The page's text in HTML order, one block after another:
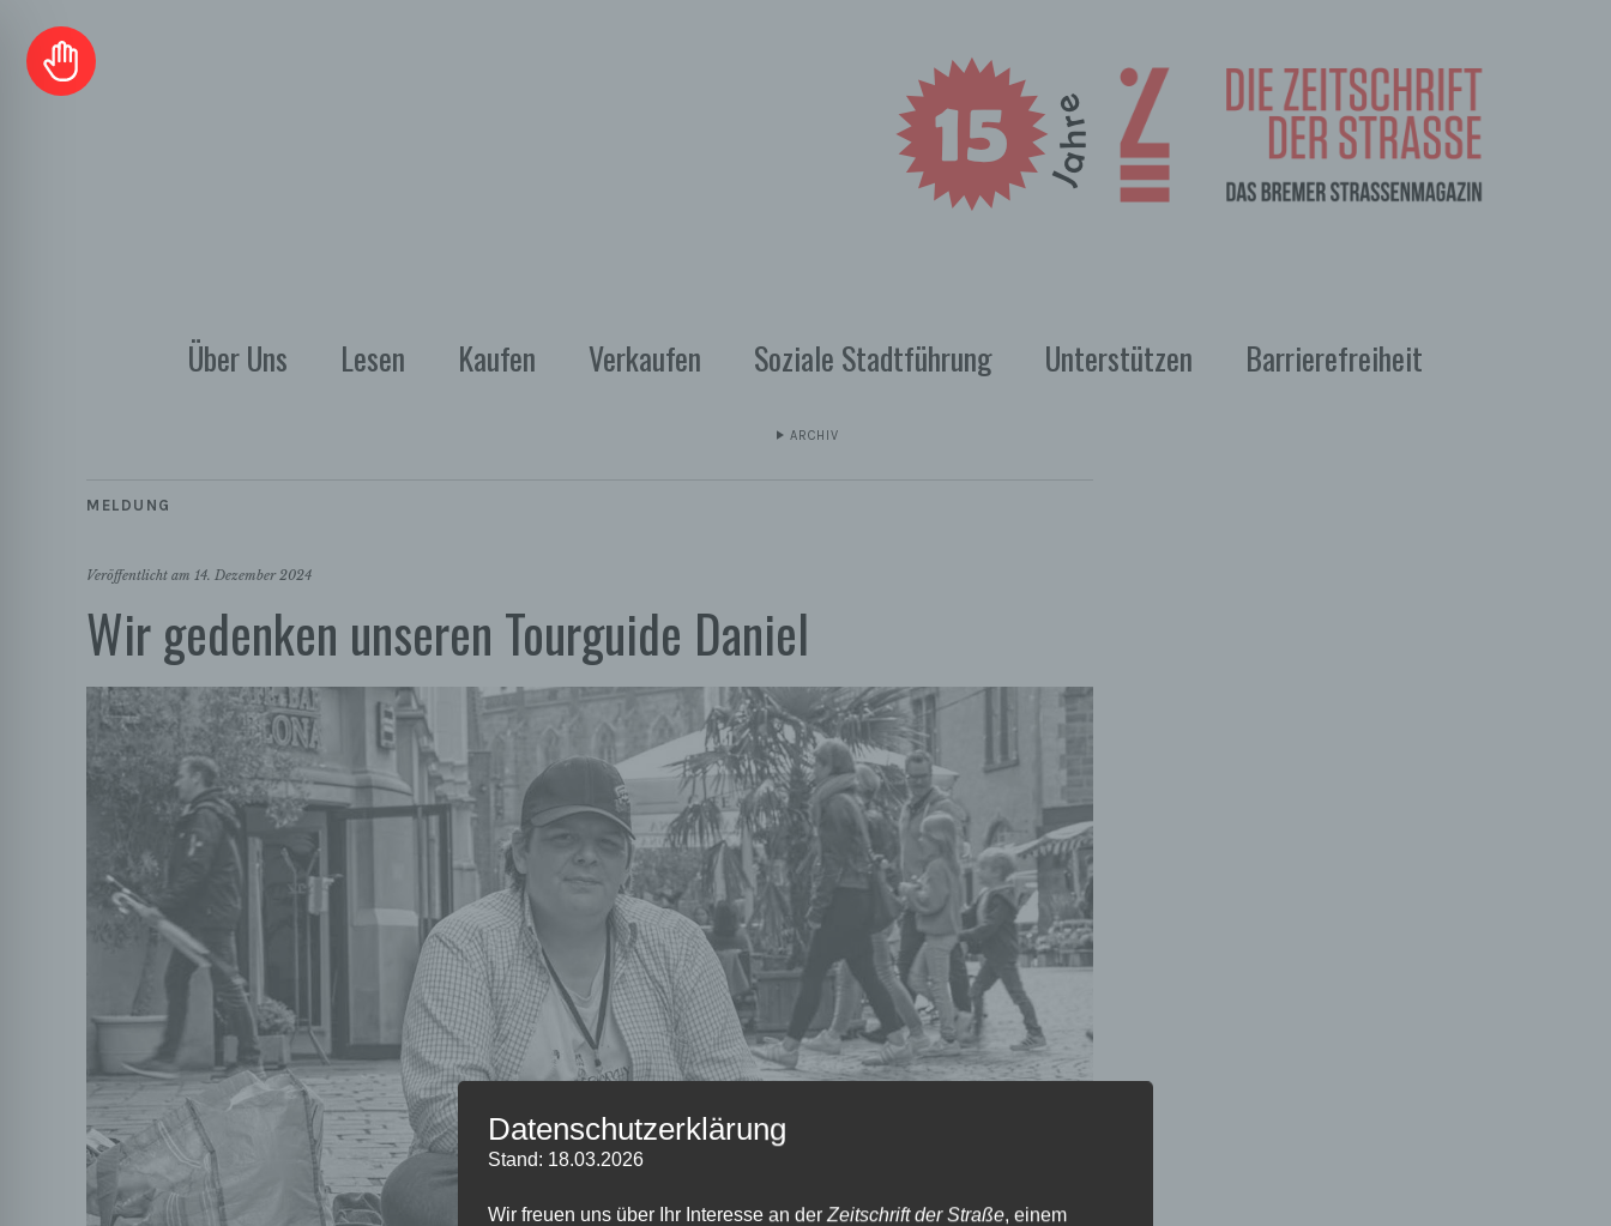
Über Uns Lesen Kaufen Verkaufen Soziale Stadtführung Unterstützen Barrierefreiheit
ARCHIV
MELDUNG
Veröffentlicht am 14. Dezember 2024
Wir gedenken unseren Tourguide Daniel
Datenschutzerklärung
Stand: 18.03.2026
Wir freuen uns über Ihr Interesse an der Zeitschrift der Straße, einem